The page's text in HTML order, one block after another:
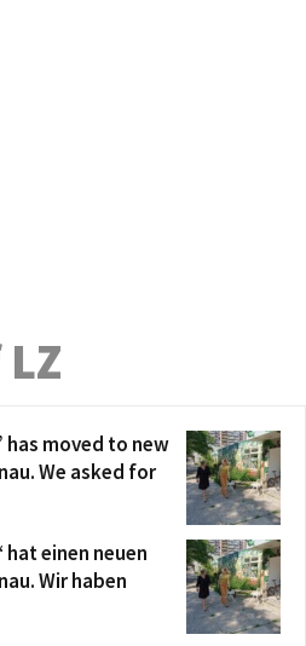
has moved to new
We asked for
einen neuen
Wir haben